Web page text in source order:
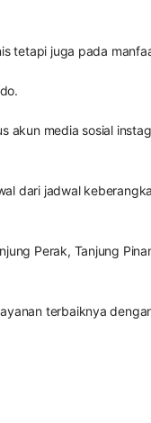
tetapi juga pada
akun media sosial
dari jadwal
Perak, Tanjung
terbaiknya